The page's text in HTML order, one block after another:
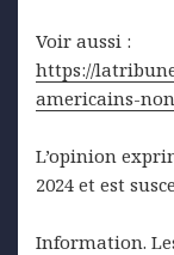
Voir aussi :
https://
americains-
L’opinion
2024 et est
Information.